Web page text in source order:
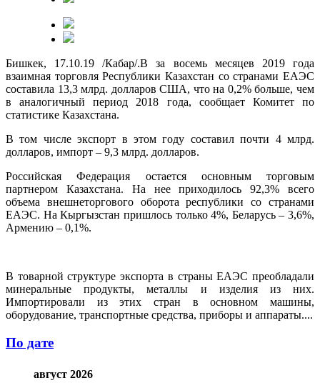
Бишкек, 17.10.19 /Кабар/.В за восемь месяцев 2019 года
взаимная торговля Республики Казахстан со странами ЕАЭС
составила 13,3 млрд. долларов США, что на 0,2% больше, чем
в аналогичный период 2018 года, сообщает Комитет по
статистике Казахстана.
В том числе экспорт в этом году составил почти 4 млрд.
долларов, импорт – 9,3 млрд. долларов.
Российская Федерация остается основным торговым
партнером Казахстана. На нее приходилось 92,3% всего
объема внешнеторгового оборота республики со странами
ЕАЭС. На Кыргызстан пришлось только 4%, Беларусь – 3,6%,
Армению – 0,1%.
В товарной структуре экспорта в страны ЕАЭС преобладали
минеральные продукты, металлы и изделия из них.
Импортировали из этих стран в основном машины,
оборудование, транспортные средства, приборы и аппараты....
По дате
август 2026